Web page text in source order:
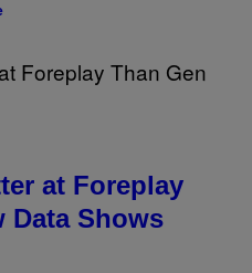
at Foreplay
Data Shows